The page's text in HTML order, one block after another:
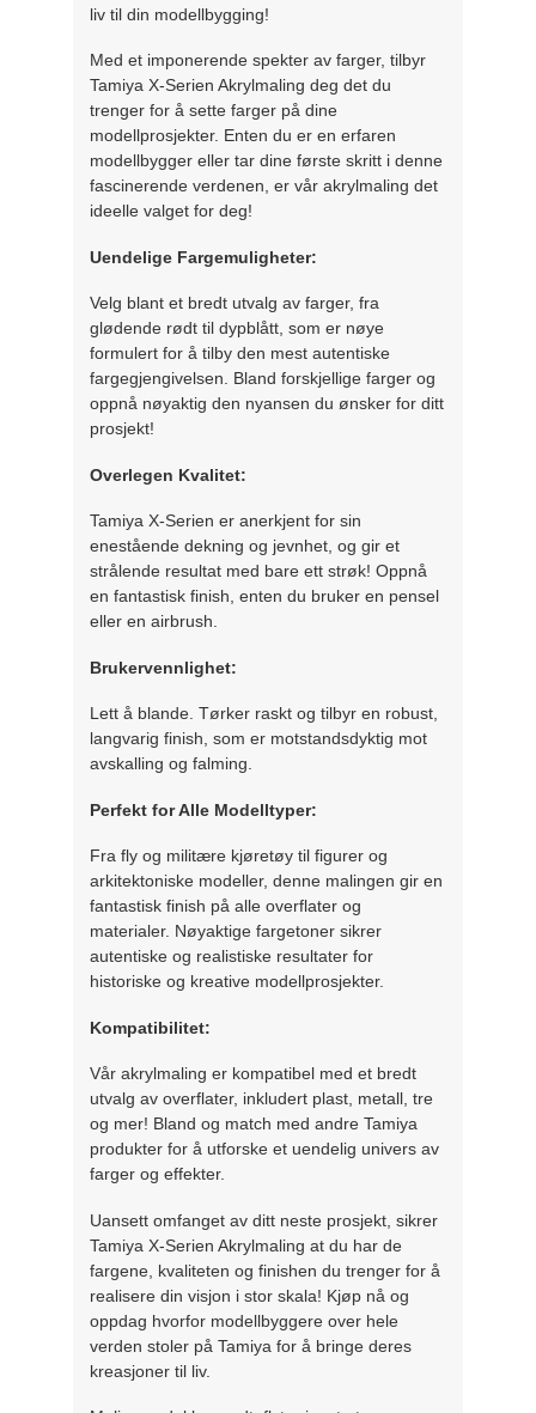
liv til din modellbygging!
Med et imponerende spekter av farger, tilbyr
Tamiya X-Serien Akrylmaling deg det du
trenger for å sette farger på dine
modellprosjekter. Enten du er en erfaren
modellbygger eller tar dine første skritt i denne
fascinerende verdenen, er vår akrylmaling det
ideelle valget for deg!
Uendelige Fargemuligheter:
Velg blant et bredt utvalg av farger, fra
glødende rødt til dypblått, som er nøye
formulert for å tilby den mest autentiske
fargegjengivelsen. Bland forskjellige farger og
oppnå nøyaktig den nyansen du ønsker for ditt
prosjekt!
Overlegen Kvalitet:
Tamiya X-Serien er anerkjent for sin
enestående dekning og jevnhet, og gir et
strålende resultat med bare ett strøk! Oppnå
en fantastisk finish, enten du bruker en pensel
eller en airbrush.
Brukervennlighet:
Lett å blande. Tørker raskt og tilbyr en robust,
langvarig finish, som er motstandsdyktig mot
avskalling og falming.
Perfekt for Alle Modelltyper:
Fra fly og militære kjøretøy til figurer og
arkitektoniske modeller, denne malingen gir en
fantastisk finish på alle overflater og
materialer. Nøyaktige fargetoner sikrer
autentiske og realistiske resultater for
historiske og kreative modellprosjekter.
Kompatibilitet:
Vår akrylmaling er kompatibel med et bredt
utvalg av overflater, inkludert plast, metall, tre
og mer! Bland og match med andre Tamiya
produkter for å utforske et uendelig univers av
farger og effekter.
Uansett omfanget av ditt neste prosjekt, sikrer
Tamiya X-Serien Akrylmaling at du har de
fargene, kvaliteten og finishen du trenger for å
realisere din visjon i stor skala! Kjøp nå og
oppdag hvorfor modellbyggere over hele
verden stoler på Tamiya for å bringe deres
kreasjoner til liv.